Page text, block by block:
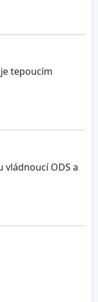
tepoucím
vládnoucí ODS a